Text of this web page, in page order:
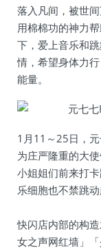
落入凡间，被世
用棉棉功的神力
下，爱上音乐和
情，希望身体力
能量。
1月11～25日，
为庄严隆重的大
小姐姐们前来打
乐细胞也不禁跳动
快闪店内部的构
女之声网红墙」